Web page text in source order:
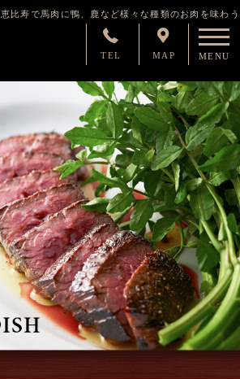
恵比寿で馬肉に鴨、鹿など様々な種類のお肉を味わう
TEL MAP MENU